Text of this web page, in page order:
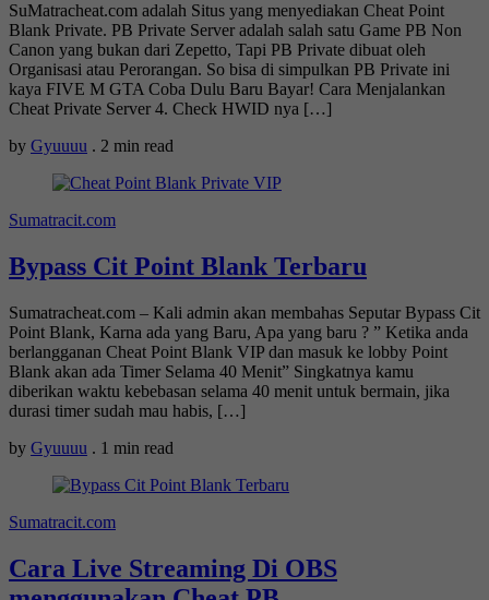
SuMatracheat.com adalah Situs yang menyediakan Cheat Point
Blank Private. PB Private Server adalah salah satu Game PB Non
Canon yang bukan dari Zepetto, Tapi PB Private dibuat oleh
Organisasi atau Perorangan. So bisa di simpulkan PB Private ini
kaya FIVE M GTA Coba Dulu Baru Bayar! Cara Menjalankan
Cheat Private Server 4. Check HWID nya […]
by Gyuuuu . 2 min read
Sumatracit.com
Bypass Cit Point Blank Terbaru
Sumatracheat.com – Kali admin akan membahas Seputar Bypass Cit
Point Blank, Karna ada yang Baru, Apa yang baru ? ” Ketika anda
berlangganan Cheat Point Blank VIP dan masuk ke lobby Point
Blank akan ada Timer Selama 40 Menit” Singkatnya kamu
diberikan waktu kebebasan selama 40 menit untuk bermain, jika
durasi timer sudah mau habis, […]
by Gyuuuu . 1 min read
Sumatracit.com
Cara Live Streaming Di OBS